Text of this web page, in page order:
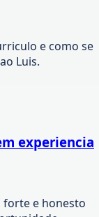
e como se
Luis.
experiencia
forte e honesto